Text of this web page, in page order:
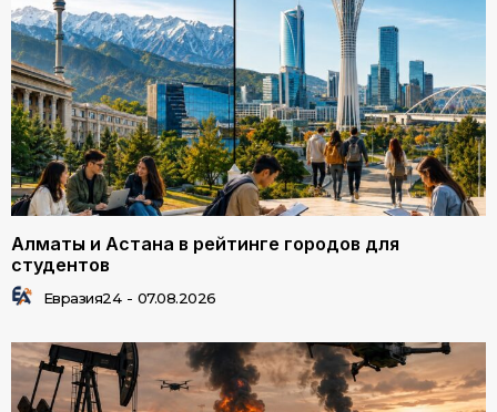
Алматы и Астана в рейтинге городов для
студентов
Евразия24 - 07.08.2026